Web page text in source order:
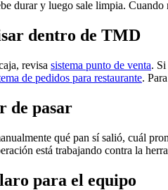
durar y luego sale limpia.
dentro de TMD
revisa sistema punto de venta.
de pedidos para restaurante.
de pasar
qué pan sí salió, cuál
está trabajando contra la
para el equipo